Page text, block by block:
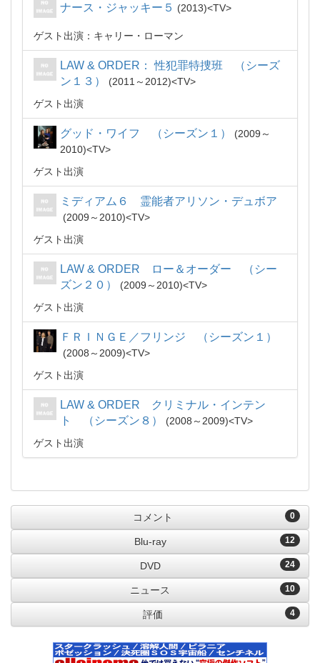
ナース・ジャッキー５ 2013 TV
ゲスト出演：キャリー・ローマン
LAW & ORDER： 性犯罪特捜班 （シーズ
ン１３）
2011～2012
TV
ゲスト出演
グッド・ワイフ （シーズン１）
2009～
2010
TV
ゲスト出演
ミディアム６ 霊能者アリソン・デュボア
2009～2010
TV
ゲスト出演
LAW & ORDER ロー＆オーダー （シー
ズン２０）
2009～2010
TV
ゲスト出演
ＦＲＩＮＧＥ／フリンジ （シーズン１）
2008～2009
TV
ゲスト出演
LAW & ORDER クリミナル・インテン
ト （シーズン８）
2008～2009
TV
ゲスト出演
0
コメント
12
Blu-ray
24
DVD
10
ニュース
4
評価